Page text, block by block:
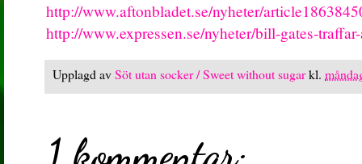
http://www.aftonbladet.se/nyheter/
http://www.expressen.se/nyheter/bill-gates-
Upplagd avSöt utan socker / Sweet without sugarkl.
1 kommentar: